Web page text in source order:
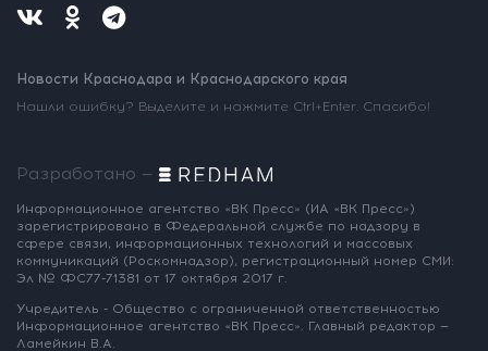
Новости Краснодара и Краснодарского края
Нашли ошибку? Выделите и нажмите Ctrl+Enter. Спасибо!
Разработано —
Информационное агентство «ВК Пресс» (ИА «ВК Пресс»)
зарегистрировано в Федеральной службе по надзору в
сфере связи, информационных технологий и массовых
коммуникаций (Роскомнадзор), регистрационный номер СМИ:
Эл № ФС77-71381 от 17 октября 2017 г.
Учредитель - Общество с ограниченной ответственностью
Информационное агентство «ВК Пресс». Главный редактор —
Ламейкин В.А.